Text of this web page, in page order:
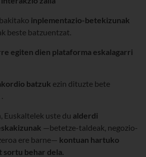
inplementazio-betekizunak
beste batzuentzat.
egiten dien plataforma eskalagarri
batzuk ezin dituzte bete
Euskaltelek uste du alderdi
—betetze-taldeak, negozio-
ere barne— kontuan hartuko
sortu behar dela.